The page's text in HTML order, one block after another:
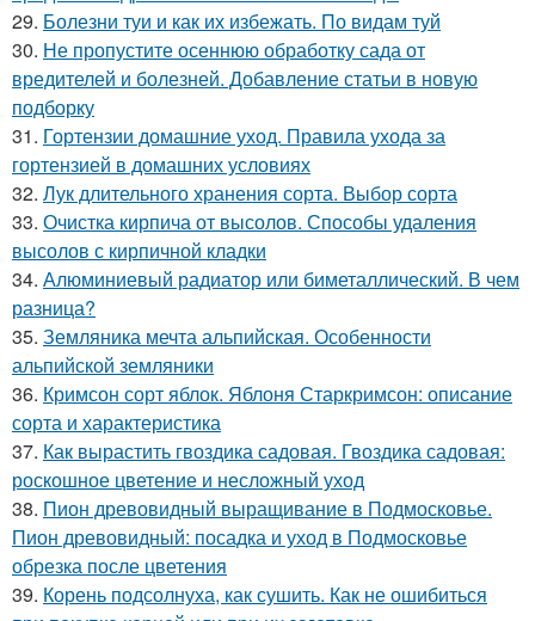
29. Болезни туи и как их избежать. По видам туй
30. Не пропустите осеннюю обработку сада от
вредителей и болезней. Добавление статьи в новую
подборку
31. Гортензии домашние уход. Правила ухода за
гортензией в домашних условиях
32. Лук длительного хранения сорта. Выбор сорта
33. Очистка кирпича от высолов. Способы удаления
высолов с кирпичной кладки
34. Алюминиевый радиатор или биметаллический. В чем
разница?
35. Земляника мечта альпийская. Особенности
альпийской земляники
36. Кримсон сорт яблок. Яблоня Старкримсон: описание
сорта и характеристика
37. Как вырастить гвоздика садовая. Гвоздика садовая:
роскошное цветение и несложный уход
38. Пион древовидный выращивание в Подмосковье.
Пион древовидный: посадка и уход в Подмосковье
обрезка после цветения
39. Корень подсолнуха, как сушить. Как не ошибиться